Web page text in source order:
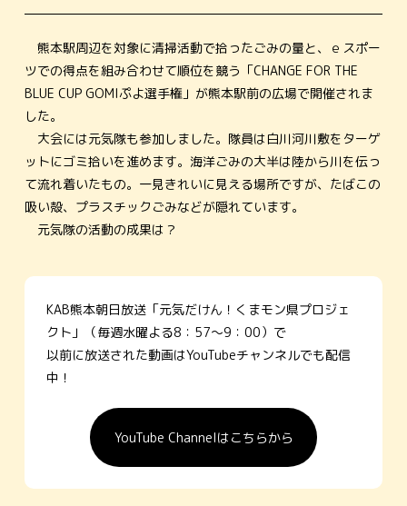
熊本駅周辺を対象に清掃活動で拾ったごみの量と、ｅスポー
ツでの得点を組み合わせて順位を競う「CHANGE FOR THE
BLUE CUP GOMIぷよ選手権」が熊本駅前の広場で開催されま
した。
大会には元気隊も参加しました。隊員は白川河川敷をターゲ
ットにゴミ拾いを進めます。海洋ごみの大半は陸から川を伝っ
て流れ着いたもの。一見きれいに見える場所ですが、たばこの
吸い殻、プラスチックごみなどが隠れています。
元気隊の活動の成果は？
KAB熊本朝日放送「元気だけん！くまモン県プロジェ
クト」（毎週水曜よる8：57～9：00）で
以前に放送された動画はYouTubeチャンネルでも配信
中！
YouTube Channelはこちらから